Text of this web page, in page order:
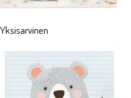
ovathan tuotteet tosi
sävyt sekä uljas ja
Yksisarvinen